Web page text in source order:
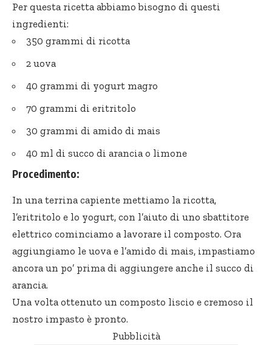
Per questa ricetta abbiamo bisogno di questi
ingredienti:
350 grammi di ricotta
2 uova
40 grammi di yogurt magro
70 grammi di eritritolo
30 grammi di amido di mais
40 ml di succo di arancia o limone
Procedimento:
In una terrina capiente mettiamo la ricotta,
l’eritritolo e lo yogurt, con l’aiuto di uno sbattitore
elettrico cominciamo a lavorare il composto. Ora
aggiungiamo le uova e l’amido di mais, impastiamo
ancora un po’ prima di aggiungere anche il succo di
arancia.
Una volta ottenuto un composto liscio e cremoso il
nostro impasto è pronto.
Pubblicità